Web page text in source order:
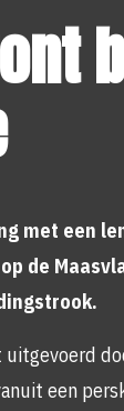
met een
de
een